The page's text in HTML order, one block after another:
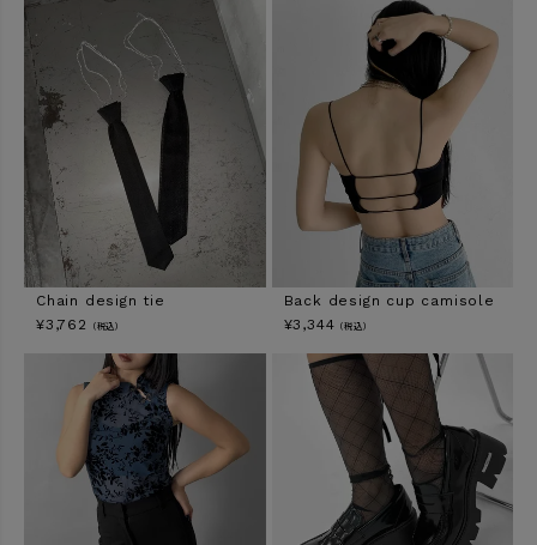
Chain design tie
¥3,762 （税込）
Back design cup camisole
¥3,344 （税込）